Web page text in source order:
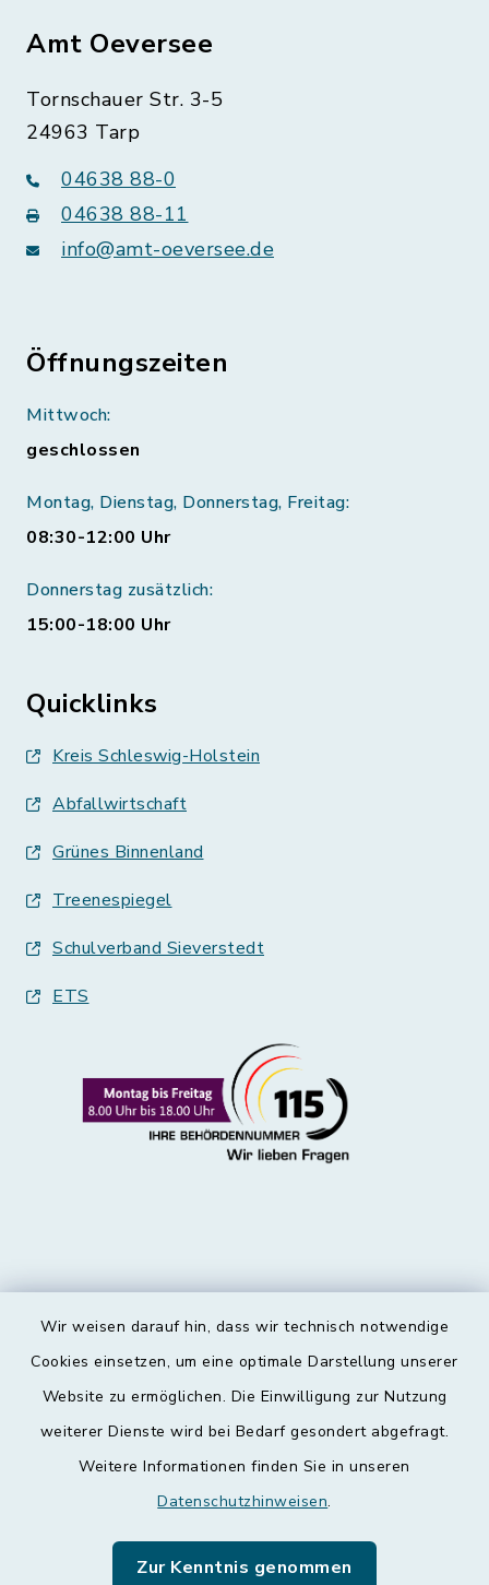
Wir weisen darauf hin, dass wir technisch notwendige
Cookies einsetzen, um eine optimale Darstellung unserer
Website zu ermöglichen. Die Einwilligung zur Nutzung
weiterer Dienste wird bei Bedarf gesondert abgefragt.
Weitere Informationen finden Sie in unseren
Datenschutzhinweisen.
Zur Kenntnis genommen
Amt Oeversee
Tornschauer Str. 3-5
24963 Tarp
04638 88-0
04638 88-11
info@amt-oeversee.de
Öffnungszeiten
Mittwoch:
geschlossen
Montag, Dienstag, Donnerstag, Freitag:
08:30-12:00 Uhr
Donnerstag zusätzlich:
15:00-18:00 Uhr
Quicklinks
Kreis Schleswig-Holstein
Abfallwirtschaft
Grünes Binnenland
Treenespiegel
Schulverband Sieverstedt
ETS
Kontakt
Datenschutz